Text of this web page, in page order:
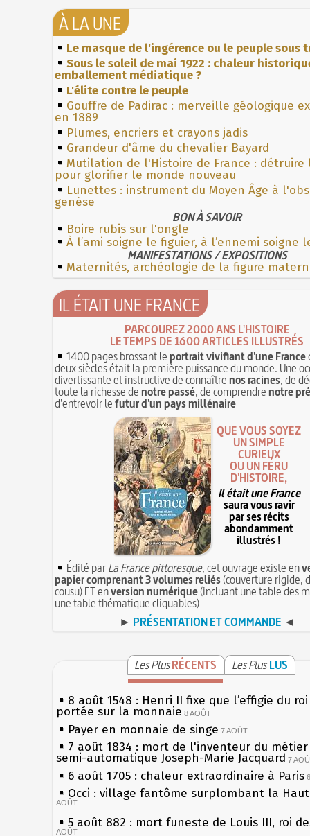
À LA UNE
Le masque de l'ingérence ou le peuple sous
Sous le soleil de mai 1922 : chaleur
emballement médiatique ?
L'élite contre le peuple
Gouffre de Padirac : merveille géologique
en 1889
Plumes, encriers et crayons jadis
Grandeur d'âme du chevalier Bayard
Mutilation de l'Histoire de France : détruire
pour glorifier le monde nouveau
Lunettes : instrument du Moyen Âge à
genèse
BON À SAVOIR
Boire rubis sur l'ongle
À l’ami soigne le figuier, à l’ennemi soigne
MANIFESTATIONS / EXPOSITIONS
Maternités, archéologie de la figure
IL ÉTAIT UNE FRANCE
PARCOUREZ 2000 ANS L'HISTOIRE
LE TEMPS DE 1600 ARTICLES ILLUSTRÉS
1400 pages brossant leportrait vivifiant d'une France
deux siècles était la première puissance du monde. Une
divertissante et instructive de connaîtrenos racines, de
toute la richesse denotre passé, de comprendrenotre
d'entrevoir lefutur d'un pays millénaire
QUE VOUS SOYEZ
UN SIMPLE
CURIEUX
OU UN FÉRU
D'HISTOIRE,
Il était une France
saura vous ravir
par ses récits
abondamment
illustrés !
Édité parLa France pittoresque, cet ouvrage existe en
papier comprenant 3 volumes reliés(couverture rigide,
cousu) ET enversion numérique(incluant une table des
une table thématique cliquables)
► PRÉSENTATION ET COMMANDE ◄
Les PlusRÉCENTS Les Plus LUS
8 août 1548 : Henri II fixe que l’effigie du
portée sur la monnaie 8 AOÛT
Payer en monnaie de singe 7 AOÛT
7 août 1834 : mort de l'inventeur du
semi-automatique Joseph-Marie Jacquard 7
6 août 1705 : chaleur extraordinaire à Paris
Occi : village fantôme surplombant la
AOÛT
5 août 882 : mort funeste de Louis III, roi